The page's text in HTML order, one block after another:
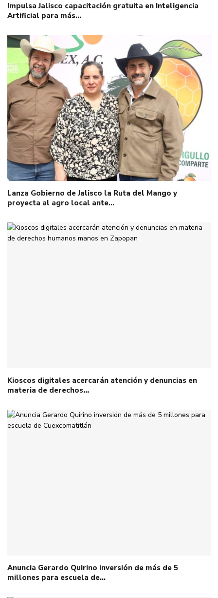
Impulsa Jalisco capacitación gratuita en Inteligencia
Artificial para más…
Lanza Gobierno de Jalisco la Ruta del Mango y
proyecta al agro local ante…
Kioscos digitales acercarán atención y denuncias en
materia de derechos…
Anuncia Gerardo Quirino inversión de más de 5
millones para escuela de…